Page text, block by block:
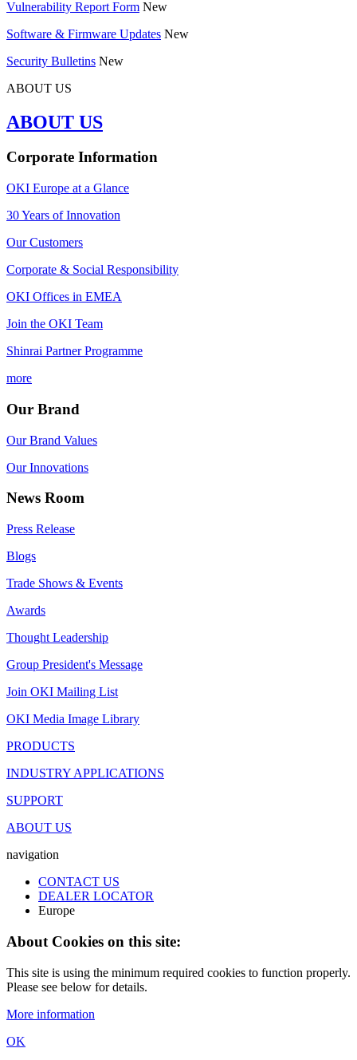
Vulnerability Report Form New
Software & Firmware Updates New
Security Bulletins New
ABOUT US
ABOUT US
Corporate Information
OKI Europe at a Glance
30 Years of Innovation
Our Customers
Corporate & Social Responsibility
OKI Offices in EMEA
Join the OKI Team
Shinrai Partner Programme
more
Our Brand
Our Brand Values
Our Innovations
News Room
Press Release
Blogs
Trade Shows & Events
Awards
Thought Leadership
Group President's Message
Join OKI Mailing List
OKI Media Image Library
PRODUCTS
INDUSTRY APPLICATIONS
SUPPORT
ABOUT US
navigation
CONTACT US
DEALER LOCATOR
Europe
About Cookies on this site:
This site is using the minimum required cookies to function properly.
Please see below for details.
More information
OK